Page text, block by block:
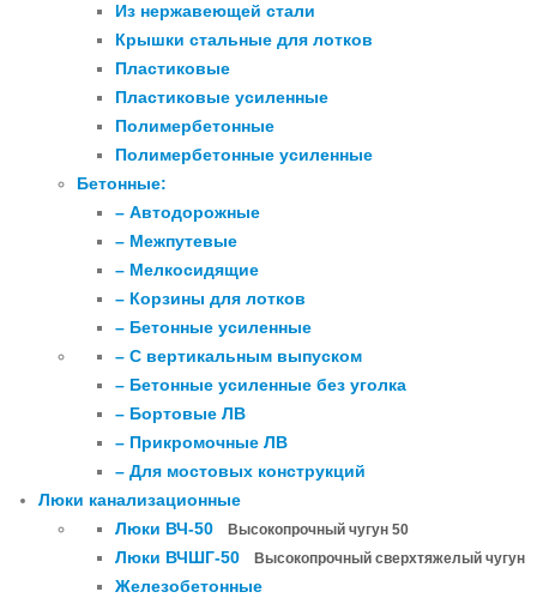
Из нержавеющей стали
Крышки стальные для лотков
Пластиковые
Пластиковые усиленные
Полимербетонные
Полимербетонные усиленные
Бетонные:
– Автодорожные
– Межпутевые
– Мелкосидящие
– Корзины для лотков
– Бетонные усиленные
– С вертикальным выпуском
– Бетонные усиленные без уголка
– Бортовые ЛВ
– Прикромочные ЛВ
– Для мостовых конструкций
Люки канализационные
Люки ВЧ-50
Высокопрочный чугун 50
Люки ВЧШГ-50 Высокопрочный сверхтяжелый чугун
Железобетонные